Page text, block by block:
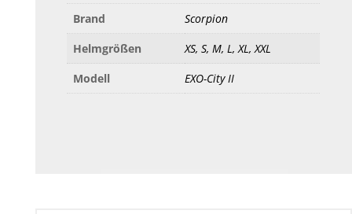
Brand
Scorpion
Helmgrößen
XS, S, M, L, XL, XXL
Modell
EXO-City II